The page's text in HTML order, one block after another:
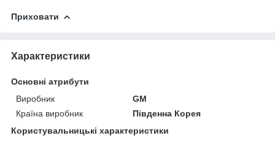
Приховати
Характеристики
Основні атрибути
Виробник
GM
Країна виробник
Південна Корея
Користувальницькі характеристики